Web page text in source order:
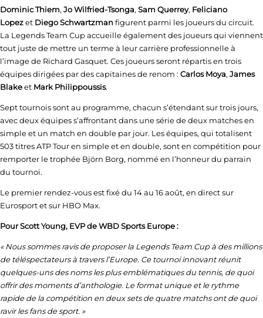
Dominic Thiem, Jo Wilfried-Tsonga, Sam Querrey, Feliciano
Lopezet Diego Schwartzmanfigurent parmi les joueurs du circuit.
La Legends Team Cup accueille également des joueurs qui viennent
tout juste de mettre un terme à leur carrière professionnelle à
l’image de Richard Gasquet. Ces joueurs seront répartis en trois
équipes dirigées par des capitaines de renom : Carlos Moya, James
Blakeet Mark Philippoussis.
Sept tournois sont au programme, chacun s’étendant sur trois jours,
avec deux équipes s’affrontant dans une série de deux matches en
simple et un match en double par jour. Les équipes, qui totalisent
503 titres ATP Tour en simple et en double, sont en compétition pour
remporter le trophée Björn Borg, nommé en l’honneur du parrain
du tournoi.
Le premier rendez-vous est fixé du 14 au 16 août, en direct sur
Eurosport et sur HBO Max.
Pour Scott Young, EVP de WBD Sports Europe :
« Nous sommes ravis de proposer la Legends Team Cup à des millions
de téléspectateurs à travers l’Europe. Ce tournoi innovant réunit
quelques-uns des noms les plus emblématiques du tennis, de quoi
offrir des moments d’anthologie. Le format unique et le rythme
rapide de la compétition en deux sets de quatre matchs ont de quoi
ravir les fans de sport. »